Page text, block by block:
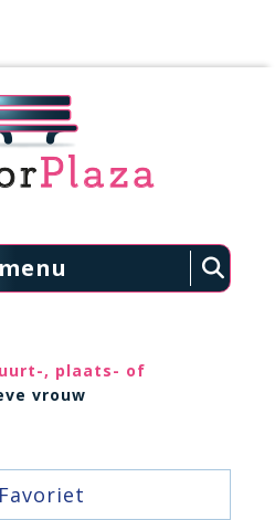
, plaats- of
vrouw
Favoriet